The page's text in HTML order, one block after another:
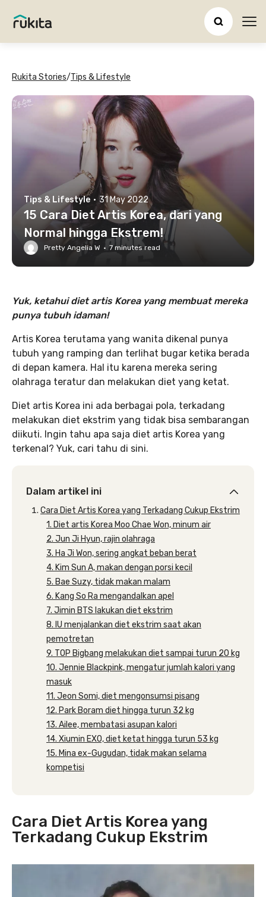
Rukita Stories/Tips & Lifestyle
Tips & Lifestyle · 31 May 2022
15 Cara Diet Artis Korea, dari yang
Normal hingga Ekstrem!
Pretty Angelia W · 7minutes read
Yuk, ketahui diet artis Korea yang membuat mereka
punya tubuh idaman!
Artis Korea terutama yang wanita dikenal punya
tubuh yang ramping dan terlihat bugar ketika berada
di depan kamera. Hal itu karena mereka sering
olahraga teratur dan melakukan diet yang ketat.
Diet artis Korea ini ada berbagai pola, terkadang
melakukan diet ekstrim yang tidak bisa sembarangan
diikuti. Ingin tahu apa saja diet artis Korea yang
terkenal? Yuk, cari tahu di sini.
Dalam artikel ini
Cara Diet Artis Korea yang Terkadang Cukup Ekstrim
1. Diet artis Korea Moo Chae Won, minum air
2. Jun Ji Hyun, rajin olahraga
3. Ha Ji Won, sering angkat beban berat
4. Kim Sun A, makan dengan porsi kecil
5. Bae Suzy, tidak makan malam
6. Kang So Ra mengandalkan apel
7. Jimin BTS lakukan diet ekstrim
8. IU menjalankan diet ekstrim saat akan
pemotretan
9. TOP Bigbang melakukan diet sampai turun 20 kg
10. Jennie Blackpink, mengatur jumlah kalori yang
masuk
11. Jeon Somi, diet mengonsumsi pisang
12. Park Boram diet hingga turun 32 kg
13. Ailee, membatasi asupan kalori
14. Xiumin EXO, diet ketat hingga turun 53 kg
15. Mina ex-Gugudan, tidak makan selama
kompetisi
Cara Diet Artis Korea yang
Terkadang Cukup Ekstrim